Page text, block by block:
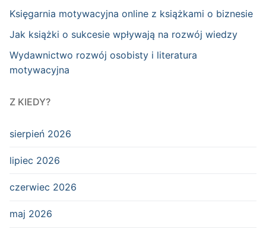
Księgarnia motywacyjna online z książkami o biznesie
Jak książki o sukcesie wpływają na rozwój wiedzy
Wydawnictwo rozwój osobisty i literatura
motywacyjna
Z KIEDY?
sierpień 2026
lipiec 2026
czerwiec 2026
maj 2026